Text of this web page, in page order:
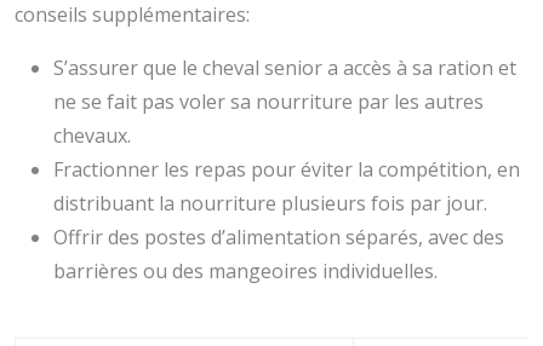
conseils supplémentaires:
S’assurer que le cheval senior a accès à sa ration et
ne se fait pas voler sa nourriture par les autres
chevaux.
Fractionner les repas pour éviter la compétition, en
distribuant la nourriture plusieurs fois par jour.
Offrir des postes d’alimentation séparés, avec des
barrières ou des mangeoires individuelles.